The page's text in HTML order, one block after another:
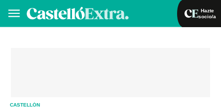
Hazte
socio/a
CASTELLÓN